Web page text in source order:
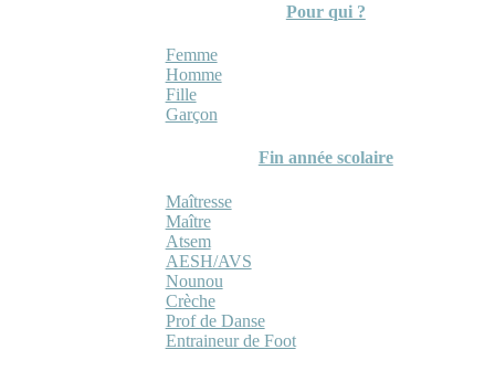
Pour qui ?
Femme
Homme
Fille
Garçon
Fin année scolaire
Maîtresse
Maître
Atsem
AESH/AVS
Nounou
Crèche
Prof de Danse
Entraineur de Foot